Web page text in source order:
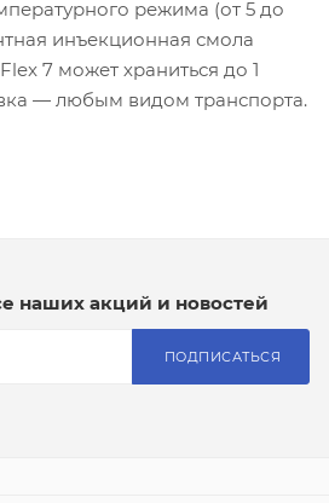
режима (от 5 до
инъекционная смола
7 может храниться до 1
— любым видом транспорта.
наших акций и новостей
ПОДПИСАТЬСЯ